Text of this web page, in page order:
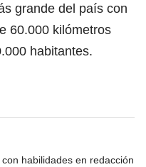
grande del país con
60.000 kilómetros
habitantes.
habilidades en redacción